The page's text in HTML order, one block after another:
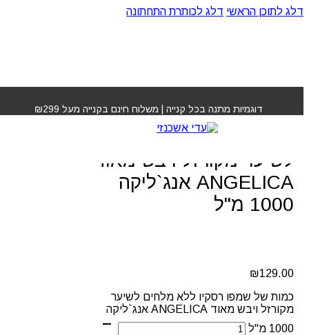
דלג לתוכן הראשי דלג לכותרת התחתונה
דוגמיות מתנה בכל קנייה | משלוח חינם בקנייה מעל ₪299ויבש מאוד ANGELICA אנג`ליקה 1000 מ"ל
שמפו רסקיו ללא מלחים
לשיער מקורזל ויבש מאוד
ANGELICA אנג`ליקה
1000 מ"ל
₪129.00
כמות של שמפו רסקיו ללא מלחים לשיער
מקורזל ויבש מאוד ANGELICA אנג`ליקה
1000 מ"ל